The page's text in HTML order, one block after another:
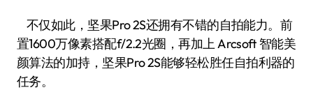
不仅如此，坚果Pro 2S还拥有不错的自拍能力。前
置1600万像素搭配f/2.2光圈，再加上 Arcsoft 智能美
颜算法的加持，坚果Pro 2S能够轻松胜任自拍利器的
任务。